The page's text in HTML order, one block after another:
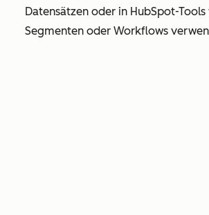
Datensätzen oder in HubSpot-Tools
Segmenten oder Workflows